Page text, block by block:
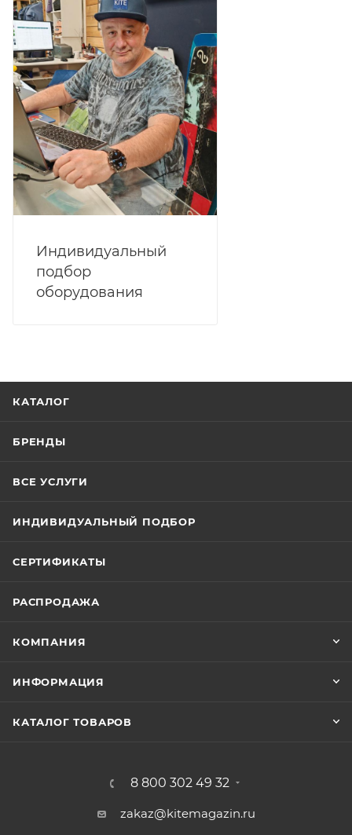
Индивидуальный
подбор
оборудования
КАТАЛОГ
БРЕНДЫ
ВСЕ УСЛУГИ
ИНДИВИДУАЛЬНЫЙ ПОДБОР
СЕРТИФИКАТЫ
РАСПРОДАЖА
КОМПАНИЯ
ИНФОРМАЦИЯ
КАТАЛОГ ТОВАРОВ
8 800 302 49 32
zakaz@kitemagazin.ru